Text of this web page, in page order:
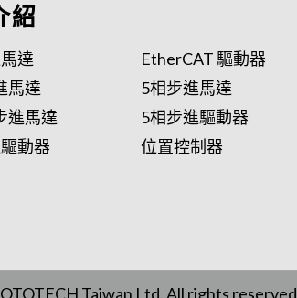
紹
達
馬達
進馬達
動器
EtherCAT 驅動器
5相步進馬達
5相步進驅動器
位置控制器
Taiwan Ltd. All rights reserved.